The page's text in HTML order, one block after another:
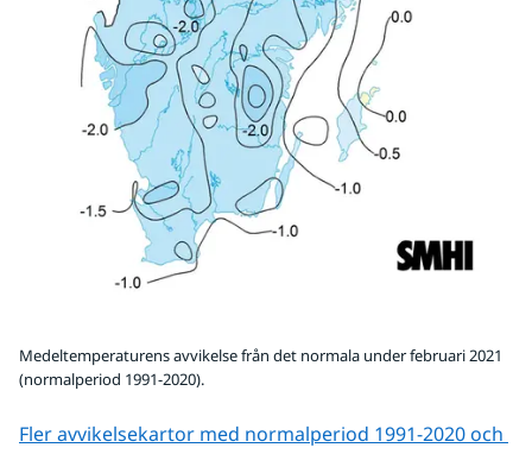
Medeltemperaturens avvikelse från det normala under februari 2021
(normalperiod 1991-2020).
Fler avvikelsekartor med normalperiod 1991-2020 och